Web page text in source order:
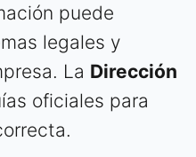
puede
legales y
La Dirección
oficiales para